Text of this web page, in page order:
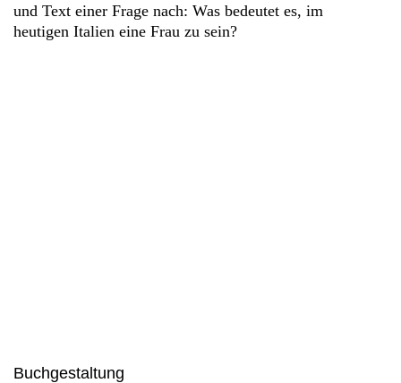
und Text einer Frage nach: Was bedeutet es, im
heutigen Italien eine Frau zu sein?
Buchgestaltung